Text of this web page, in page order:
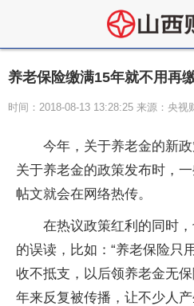
养老保险缴满15年就不用再
时间：2018-08-13 13:28:25 来源：央视
今年，关于养老金的新
关于养老金的政策发布时，
帖文就会在网络热传。
在热议政策红利的同时
的误读，比如：“养老保险只
收不抵支，以后领养老金无
年来反复被传播，让不少人产